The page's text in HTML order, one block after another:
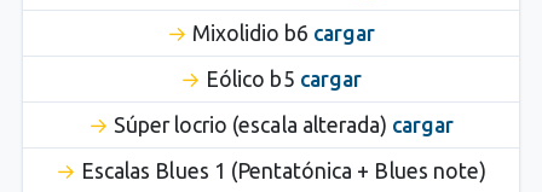
Mixolidio b6 cargar
Eólico b5 cargar
Súper locrio (escala alterada) cargar
Escalas Blues 1 (Pentatónica + Blues note)